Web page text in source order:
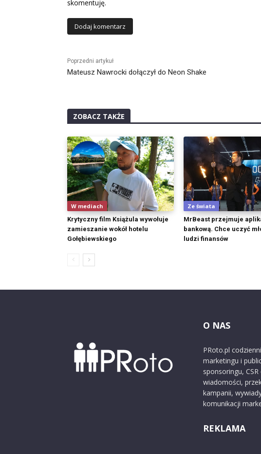
skomentuję.
Poprzedni artykuł
Mateusz Nawrocki dołączył do Neon Shake
ZOBACZ TAKŻE
W mediach
Krytyczny film Książula wywołuje
zamieszanie wokół hotelu
Gołębiewskiego
Ze świata
MrBeast przejmuje
bankową. Chce uczyć
ludzi finansów
O NAS
PRoto.pl
marketingu i
sponsoringu,
wiadomości,
kampanii,
komunikacji
REKLAMA